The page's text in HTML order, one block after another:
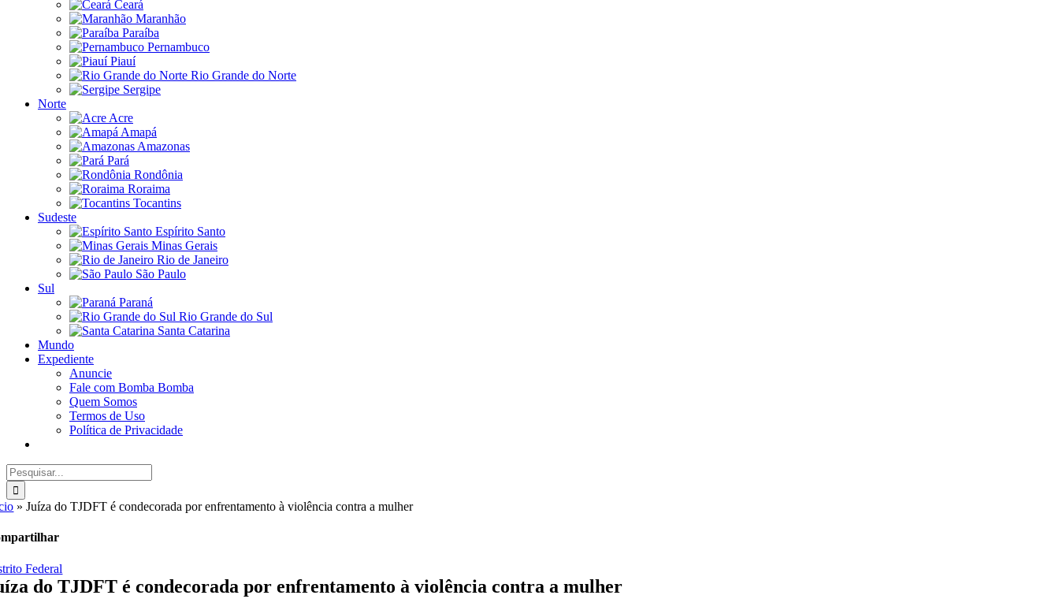
Ceará
Maranhão
Paraíba
Pernambuco
Piauí
Rio Grande do Norte
Sergipe
Norte
Acre
Amapá
Amazonas
Pará
Rondônia
Roraima
Tocantins
Sudeste
Espírito Santo
Minas Gerais
Rio de Janeiro
São Paulo
Sul
Paraná
Rio Grande do Sul
Santa Catarina
Mundo
Expediente
Anuncie
Fale com Bomba Bomba
Quem Somos
Termos de Uso
Política de Privacidade
Buscar
resultados
para:
»Juíza do TJDFT é condecorada por enfrentamento à violência contra a mulher
Federal
do TJDFT é condecorada por enfrentamento à violência contra a mulher